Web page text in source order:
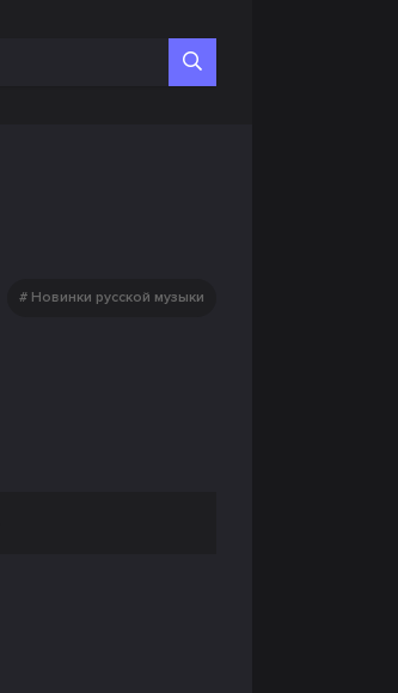
Новинки русской музыки